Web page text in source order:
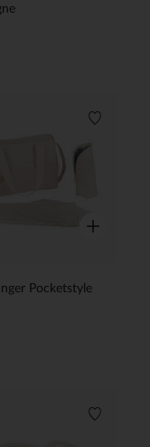
Aperçu
Pocketstyle